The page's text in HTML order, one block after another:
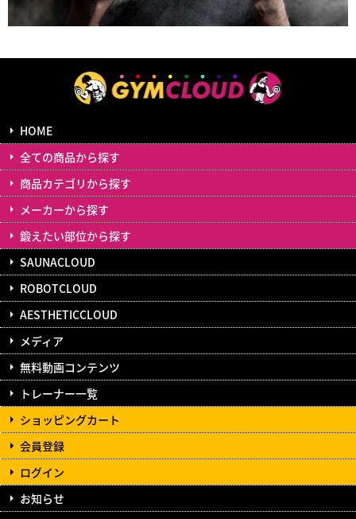
HOME
全ての商品から探す
商品カテゴリから探す
メーカーから探す
鍛えたい部位から探す
SAUNACLOUD
ROBOTCLOUD
AESTHETICCLOUD
メディア
無料動画コンテンツ
トレーナー一覧
ショッピングカート
会員登録
ログイン
お知らせ